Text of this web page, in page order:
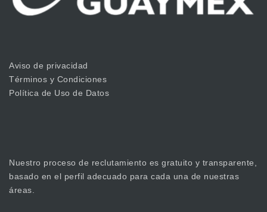
Aviso de privacidad
Términos y Condiciones
Política de Uso de Datos
Nuestro proceso de reclutamiento es gratuito y transparente,
basado en el perfil adecuado para cada una de nuestras
áreas.